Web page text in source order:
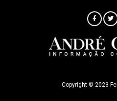
Copyright © 2023